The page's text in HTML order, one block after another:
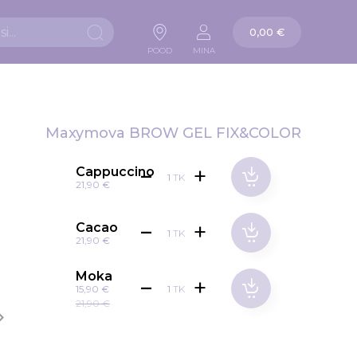
POOD MINA
Ostukorv
0,00 €
Maxymova BROW GEL FIX&COLOR
Cappuccino
21,90 €
TK
Cacao
21,90 €
TK
Moka
15,90 €
21,90 €
TK